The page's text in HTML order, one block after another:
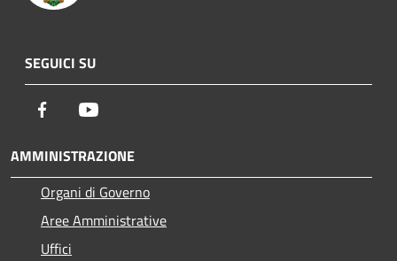
SEGUICI SU
Facebook
AMMINISTRAZIONE
Organi di Governo
Aree Amministrative
Uffici